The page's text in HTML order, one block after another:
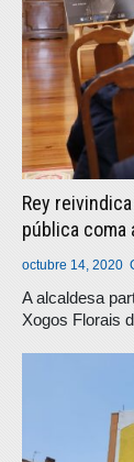
Rey
pública coma
octubre 14, 2020
A alcaldesa
Xogos Florais